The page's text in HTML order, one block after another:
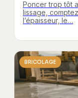
Poncer trop tôt
lissage,
l’épaisseur, le…
BRICOLAGE